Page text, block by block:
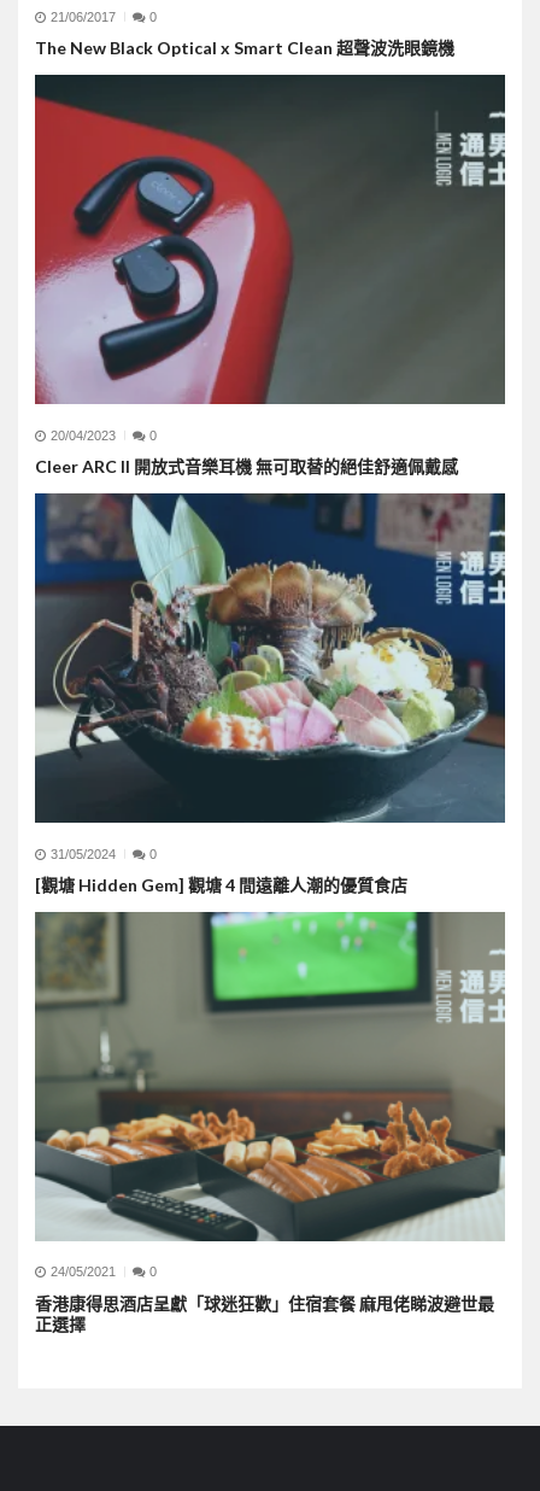
21/06/2017 0
The New Black Optical x Smart Clean 超聲波洗眼鏡機
20/04/2023 0
Cleer ARC II 開放式音樂耳機 無可取替的絕佳舒適佩戴感
31/05/2024 0
[觀塘 Hidden Gem] 觀塘 4 間遠離人潮的優質食店
24/05/2021 0
香港康得思酒店呈獻「球迷狂歡」住宿套餐 麻甩佬睇波避世最
正選擇